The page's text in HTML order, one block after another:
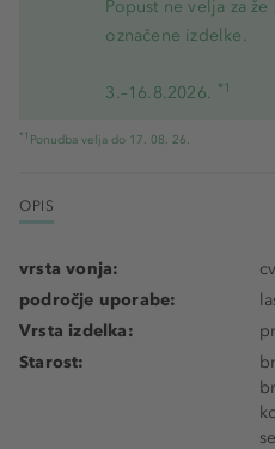
Popust ne velja za
označene izdelke.
3.–16.8.2026. *1
*1 Ponudba velja do 17. 08. 26.
OPIS
vrsta vonja:
področje uporabe:
Vrsta izdelka:
Starost: